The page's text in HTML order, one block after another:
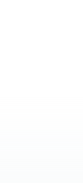
знака
18000